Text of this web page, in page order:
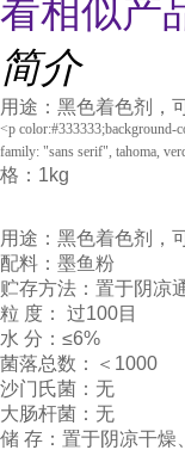
看相似产
简介
用途：黑色着色剂，
<p
family: "sans serif", tahoma,
格：1kg
用途：黑色着色剂，
配料：墨鱼粉
贮存方法：置于阴凉
粒 度： 过100目
水 分：≤6%
菌落总数：＜1000
沙门氏菌：无
大肠杆菌：无
储 存：置于阴凉干燥